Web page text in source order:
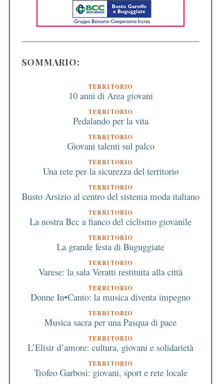
SOMMARIO:
TERRITORIO
10 anni di Area giovani
TERRITORIO
Pedalando per la vita
TERRITORIO
Giovani talenti sul palco
TERRITORIO
Una rete per la sicurezza del territorio
TERRITORIO
Busto Arsizio al centro del sistema moda italiano
TERRITORIO
La nostra Bcc a fianco del ciclismo giovanile
TERRITORIO
La grande festa di Buguggiate
TERRITORIO
Varese: la sala Veratti restituita alla città
TERRITORIO
Donne In•Canto: la musica diventa impegno
TERRITORIO
Musica sacra per una Pasqua di pace
TERRITORIO
L’Elisir d’amore: cultura, giovani e solidarietà
TERRITORIO
Trofeo Garbosi: giovani, sport e rete locale